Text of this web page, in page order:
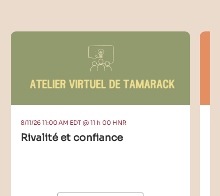
8/11/26 11:00 AM EDT @ 11 h 00 HNR
Rivalité et confiance
9/